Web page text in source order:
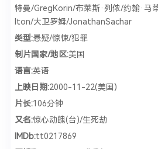
特曼/GregKorin/布莱斯·列侬/约翰·马
lton/大卫罗姆/JonathanSachar
类型:悬疑/惊悚/犯罪
制片国家/地区:美国
语言:英语
上映日期:2000-11-22(美国)
片长:106分钟
又名:惊心动魄(台)/生死劫
IMDb:tt0217869